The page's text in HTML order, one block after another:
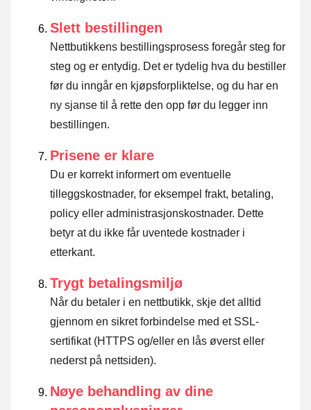
Slett bestillingen
Nettbutikkens bestillingsprosess foregår steg for
steg og er entydig. Det er tydelig hva du bestiller
før du inngår en kjøpsforpliktelse, og du har en
ny sjanse til å rette den opp før du legger inn
bestillingen.
Prisene er klare
Du er korrekt informert om eventuelle
tilleggskostnader, for eksempel frakt, betaling,
policy eller administrasjonskostnader. Dette
betyr at du ikke får uventede kostnader i
etterkant.
Trygt betalingsmiljø
Når du betaler i en nettbutikk, skje det alltid
gjennom en sikret forbindelse med et SSL-
sertifikat (HTTPS og/eller en lås øverst eller
nederst på nettsiden).
Nøye behandling av dine